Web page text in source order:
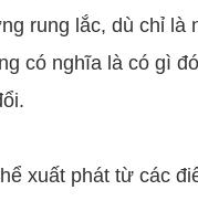
rung lắc, dù chỉ là
có nghĩa là có gì
xuất phát từ các